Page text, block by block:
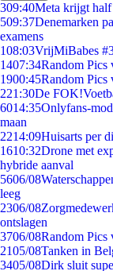
309:40Meta krijgt half
509:37Denemarken
examens
108:03VrijMiBabes
1407:34Random Pics
1900:45Random Pics
221:30De
6014:35Onlyfans-
maan
2214:09Huisarts per
1610:32Drone met
hybride aanval
5606/08
leeg
2306/08
ontslagen
3706/08Random Pics
2105/08Tanken in
3405/08Dirk sluit